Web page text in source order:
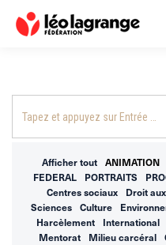
Afficher tout ANIMATION
FEDERAL
PORTRAITS
Centres sociaux
Droit
Sciences
Culture
Harcèlement
International
Mentorat
Milieu carcéral